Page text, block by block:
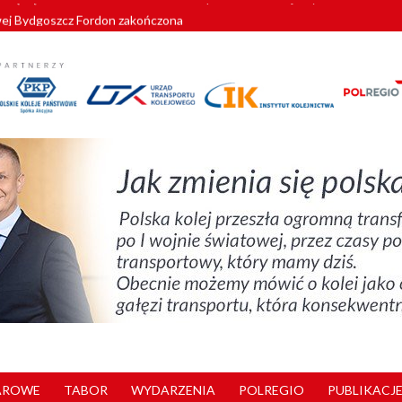
Bydgoszcz Fordon zakończona
pociągi od PESA. Sześć nowoczesnych ELF-ów wyjedzie na tory w
GySEV gotowe
się doświadczeniami z ukraińskim partnerem kolejowym
TABOR WYDARZENIA POLREGIO